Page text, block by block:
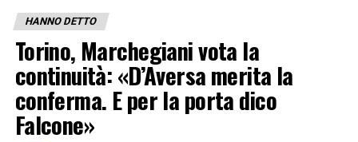
HANNO DETTO
Torino, Marchegiani vota la
continuità: «D’Aversa merita la
conferma. E per la porta dico
Falcone»